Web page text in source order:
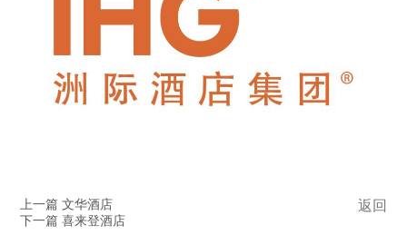
返回
上一篇 文华酒店
下一篇 喜来登酒店